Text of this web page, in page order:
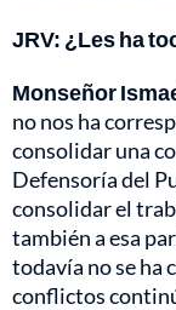
JRV: ¿Les ha
Monseñor
no nos ha
consolidar una
Defensoría del
consolidar el
también a esa
todavía no se ha
conflictos